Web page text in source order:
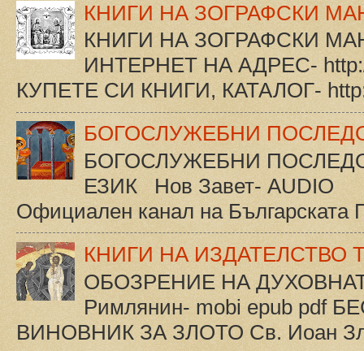
КНИГИ НА ЗОГРАФСКИ
КНИГИ НА ЗОГРАФСКИ
ИНТЕРНЕТ НА АДРЕС-
КУПЕТЕ СИ КНИГИ, КАТАЛОГ-
БОГОСЛУЖЕБНИ
БОГОСЛУЖЕБНИ
ЕЗИК Нов Завет- AUDIO
Официален канал на Българската
КНИГИ НА ИЗДАТЕЛСТВО
ОБОЗРЕНИЕ НА
Римлянин- mobi epub pdf
ВИНОВНИК ЗА ЗЛОТО Св. Иоан